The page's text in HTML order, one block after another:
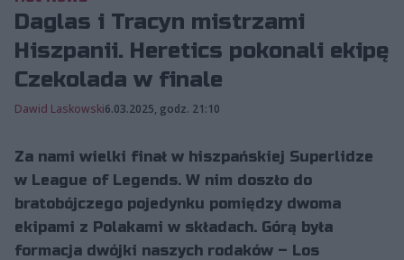
Daglas i Tracyn mistrzami
Hiszpanii. Heretics pokonali ekipę
Czekolada w finale
Dawid Laskowski6.03.2025, godz. 21:10
Za nami wielki finał w hiszpańskiej Superlidze
w League of Legends. W nim doszło do
bratobójczego pojedynku pomiędzy dwoma
ekipami z Polakami w składach. Górą była
formacja dwójki naszych rodaków – Los